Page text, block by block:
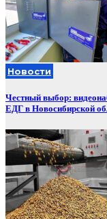
Новости
Честный выбор:
ЕДГ в Новосибирской